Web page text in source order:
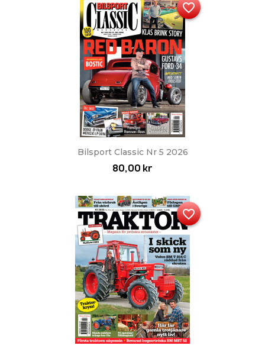
Bilsport Classic Nr 5 2026
80,00 kr
favorite_border
favorite_border